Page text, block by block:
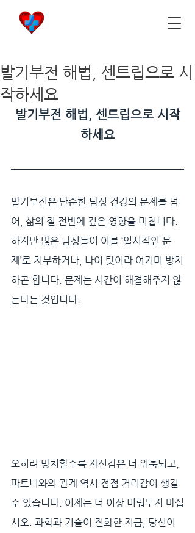
발기부전 해법, 센트립으로 시
작하세요
발기부전 해법, 센트립으로 시작
하세요
발기부전은 단순한 남성 건강의 문제를 넘
어, 삶의 질 전반에 깊은 영향을 미칩니다.
하지만 많은 남성들이 이를 ‘일시적인 문
제’로 치부하거나, 나이 탓이라 여기며 방치
하곤 합니다. 문제는 시간이 해결해주지 않
는다는 것입니다.
오히려 방치할수록 자신감은 더 위축되고,
파트너와의 관계 역시 점점 거리감이 생길
수 있습니다. 이제는 더 이상 미뤄두지 마십
시오. 과학과 기술이 진화한 지금, 당신이